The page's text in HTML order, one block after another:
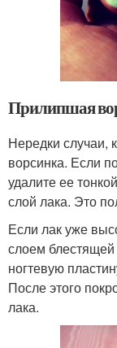
Прилипшая
Нередки случаи,
ворсинка. Если
удалите ее
слой лака. Это
Если лак уже
слоем
ногтевую
После этого
лака.